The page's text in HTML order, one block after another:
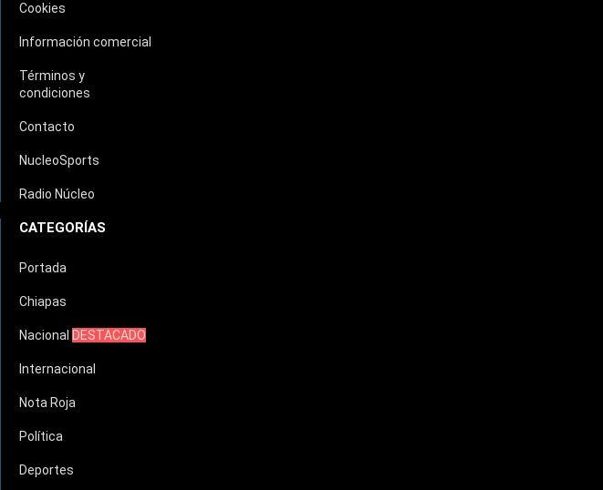
Cookies
Información comercial
Términos y
condiciones
Contacto
NucleoSports
Radio Núcleo
CATEGORÍAS
Portada
Chiapas
Nacional DESTACADO
Internacional
Nota Roja
Política
Deportes